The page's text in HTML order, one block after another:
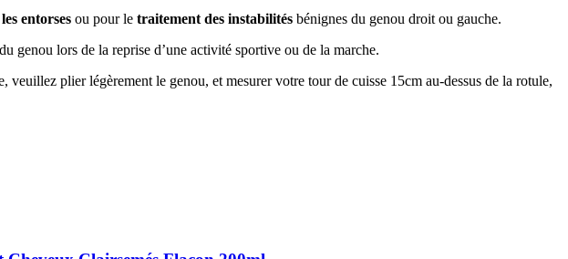
entorses ou pour le traitement des instabilités bénignes du genou droit ou gauche.
genou lors de la reprise d’une activité sportive ou de la marche.
plier légèrement le genou, et mesurer votre tour de cuisse 15cm au-dessus de la rotule,